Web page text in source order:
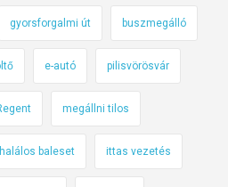
gyorsforgalmi út buszmegálló
e-autó pilisvörösvár
megállni tilos
halálos baleset ittas vezetés